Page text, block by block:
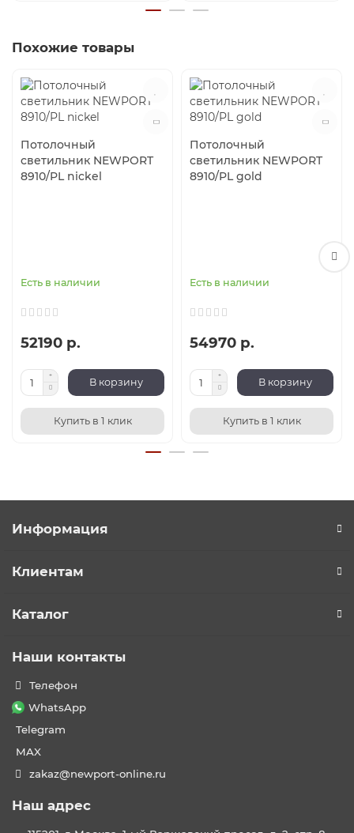
Похожие товары
Потолочный
светильник NEWPORT
8910/PL nickel
Есть в наличии
52190 р.
В корзину
Купить в 1 клик
Потолочный
светильник NEWPORT
8910/PL gold
Есть в наличии
54970 р.
В корзину
Купить в 1 клик
Информация
Клиентам
Каталог
Наши контакты
Телефон
WhatsApp
Telegram
MAX
zakaz@newport-online.ru
Наш адрес